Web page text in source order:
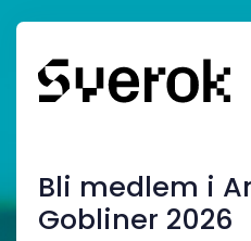
Bli medlem i
Gobliner 2026